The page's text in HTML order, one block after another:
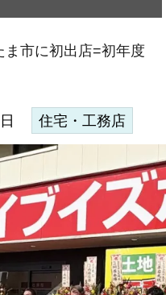
ま市に初出店=初年度
住宅・工務店